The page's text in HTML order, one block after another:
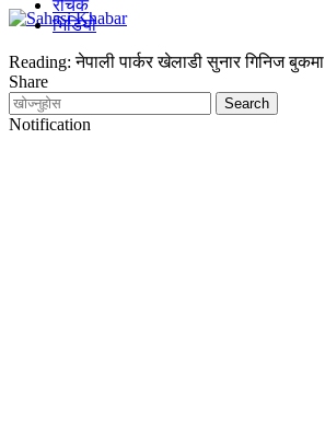
रोचक
भिडियो
Reading: नेपाली पार्कर खेलाडी सुनार गिनिज
Share
Notification